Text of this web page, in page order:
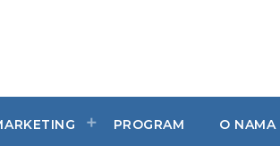
PROGRAM O NAMA